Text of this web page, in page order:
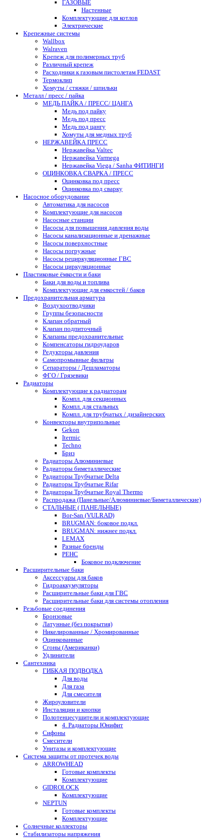
ГАЗОВЫЕ
Настенные
Комплектующие для котлов
Электрические
Крепежные системы
Wallbox
Walraven
Крепеж для полимерных труб
Различный крепеж
Расходники к газовым пистолетам FEDAST
Термоклип
Хомуты / стяжки / шпильки
Металл / пресс / пайка
МЕДЬ ПАЙКА / ПРЕСС/ ЦАНГА
Медь под пайку
Медь под пресс
Медь под цангу
Хомуты для медных труб
НЕРЖАВЕЙКА ПРЕСС
Нержавейка Valtec
Нержавейка Varmega
Нержавейка Viega / Sanha ФИТИНГИ
ОЦИНКОВКА СВАРКА / ПРЕСС
Оцинковка под пресс
Оцинковка под сварку
Насосное оборудование
Автоматика для насосов
Комплектующие для насосов
Насосные станции
Насосы для повышения давления воды
Насосы канализационные и дренажные
Насосы поверхностные
Насосы погружные
Насосы рециркуляционные ГВС
Насосы циркуляционные
Пластиковые ёмкости и баки
Баки для воды и топлива
Комплектующие для емкостей / баков
Предохранительная арматура
Воздухоотводчики
Группы безопасности
Клапан обратный
Клапан подпиточный
Клапаны предохранительные
Компенсаторы гидроударов
Редукторы давления
Самопромывные фильтры
Сепараторы / Дешламаторы
ФГО / Грязевики
Радиаторы
Комплектующие к радиаторам
Компл. для секционных
Компл. для стальных
Компл. для трубчатых / дизайнерских
Конвекторы внутрипольные
Gekon
Itermic
Techno
Бриз
Радиаторы Алюминиевые
Радиаторы биметаллические
Радиаторы Трубчатые Delta
Радиаторы Трубчатые Rifar
Радиаторы Трубчатые Royal Thermo
Распродажа (Панельные/Алюминиевые/Биметаллические)
СТАЛЬНЫЕ ( ПАНЕЛЬНЫЕ)
Bor-San (VULRAD)
BRUGMAN: боковое подкл.
BRUGMAN: нижнее подкл.
LEMAX
Разные бренды
РЕНС
Боковое подключение
Расширительные баки
Аксессуары для баков
Гидроаккумуляторы
Расширительные баки для ГВС
Расширительные баки для системы отопления
Резьбовые соединения
Бронзовые
Латунные (без покрытия)
Никелированные / Хромированные
Оцинкованные
Сгоны (Американки)
Удлинители
Сантехника
ГИБКАЯ ПОДВОДКА
Для воды
Для газа
Для смесителя
Жироуловители
Инсталяции и кнопки
Полотенцесушители и комплектующие
4. Радиаторы Юнифит
Сифоны
Смесители
Унитазы и комплектующие
Система защиты от протечек воды
ARROWHEAD
Готовые комплекты
Комплектующие
GIDROLOCK
Комплектующие
NEPTUN
Готовые комплекты
Комплектующие
Солнечные коллекторы
Стабилизаторы напряжения